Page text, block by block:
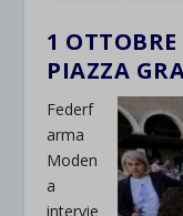
1
PIAZZA
Federf
arma
Moden
a
intervie